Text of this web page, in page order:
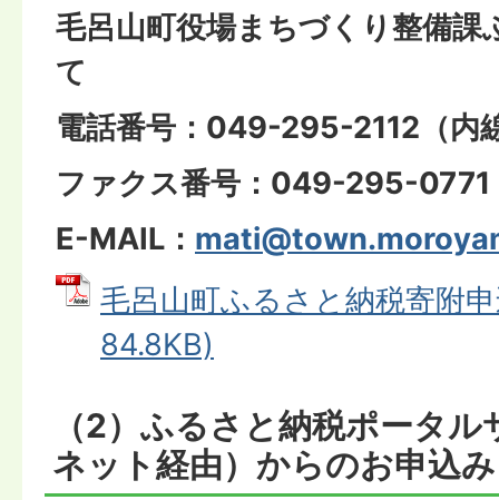
毛呂山町役場まちづくり整備課
て
電話番号：049-295-2112（内
ファクス番号：049-295-0771
E-MAIL：
毛呂山町ふるさと納税寄附
84.8KB)
（2）ふるさと納税ポータ
ネット経由）からのお申込み